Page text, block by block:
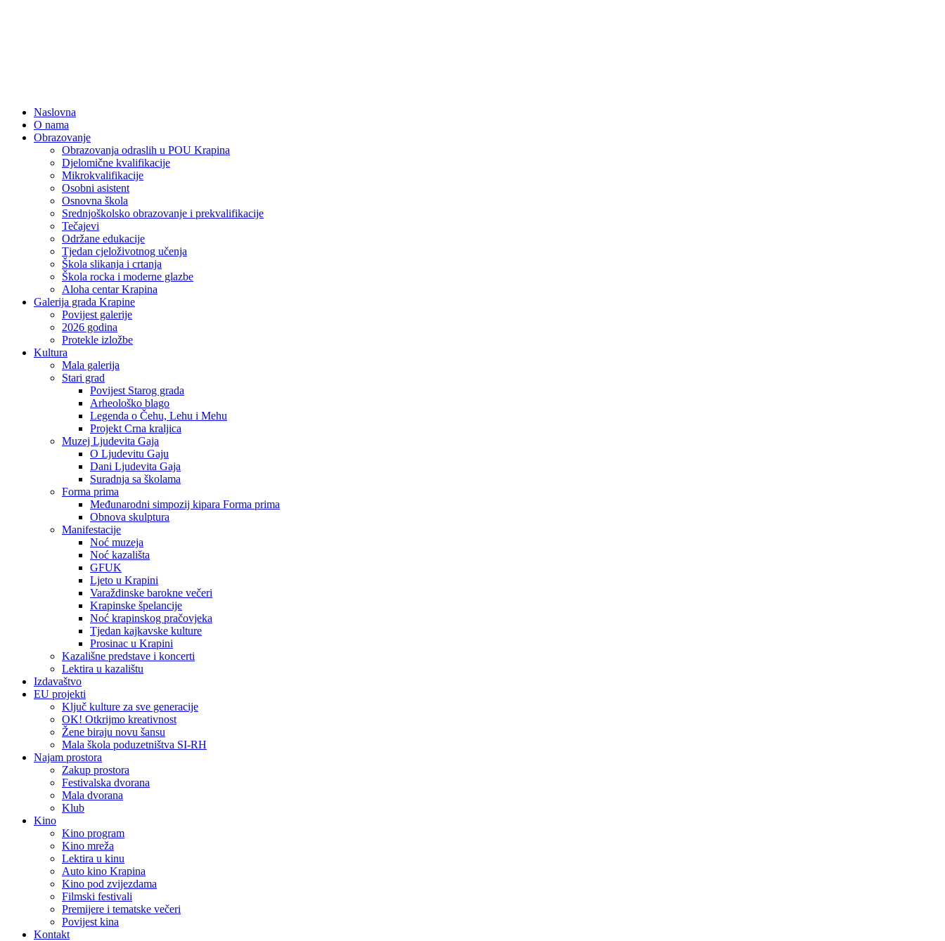
Naslovna
O nama
Obrazovanje
Obrazovanja odraslih u POU Krapina
Djelomične kvalifikacije
Mikrokvalifikacije
Osobni asistent
Osnovna škola
Srednjoškolsko obrazovanje i prekvalifikacije
Tečajevi
Održane edukacije
Tjedan cjeloživotnog učenja
Škola slikanja i crtanja
Škola rocka i moderne glazbe
Aloha centar Krapina
Galerija grada Krapine
Povijest galerije
2026 godina
Protekle izložbe
Kultura
Mala galerija
Stari grad
Povijest Starog grada
Arheološko blago
Legenda o Čehu, Lehu i Mehu
Projekt Crna kraljica
Muzej Ljudevita Gaja
O Ljudevitu Gaju
Dani Ljudevita Gaja
Suradnja sa školama
Forma prima
Međunarodni simpozij kipara Forma prima
Obnova skulptura
Manifestacije
Noć muzeja
Noć kazališta
GFUK
Ljeto u Krapini
Varaždinske barokne večeri
Krapinske špelancije
Noć krapinskog pračovjeka
Tjedan kajkavske kulture
Prosinac u Krapini
Kazališne predstave i koncerti
Lektira u kazalištu
Izdavaštvo
EU projekti
Ključ kulture za sve generacije
OK! Otkrijmo kreativnost
Žene biraju novu šansu
Mala škola poduzetništva SI-RH
Najam prostora
Zakup prostora
Festivalska dvorana
Mala dvorana
Klub
Kino
Kino program
Kino mreža
Lektira u kinu
Auto kino Krapina
Kino pod zvijezdama
Filmski festivali
Premijere i tematske večeri
Povijest kina
Kontakt